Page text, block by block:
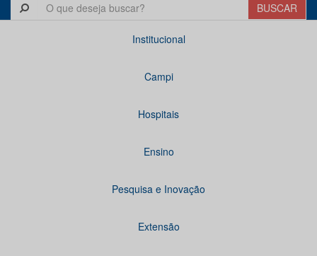
Institucional
Campi
Hospitais
Ensino
Pesquisa e Inovação
Extensão